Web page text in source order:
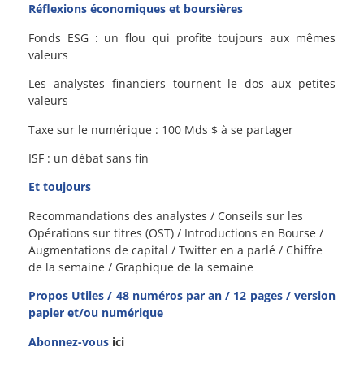
Réflexions économiques et boursières
Fonds ESG : un flou qui profite toujours aux mêmes
valeurs
Les analystes financiers tournent le dos aux petites
valeurs
Taxe sur le numérique : 100 Mds $ à se partager
ISF : un débat sans fin
Et toujours
Recommandations des analystes / Conseils sur les
Opérations sur titres (OST) / Introductions en Bourse /
Augmentations de capital / Twitter en a parlé / Chiffre
de la semaine / Graphique de la semaine
Propos Utiles / 48 numéros par an / 12 pages / version
papier et/ou numérique
Abonnez-vous ici